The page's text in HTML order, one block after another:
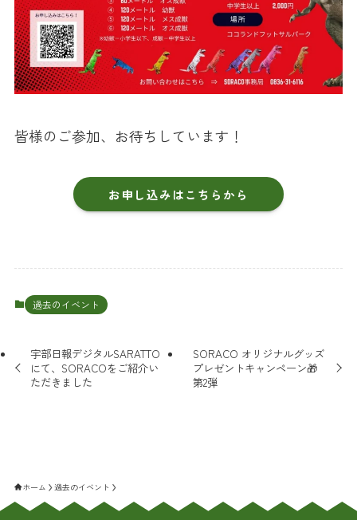
皆様のご参加、お待ちしています！
お申し込みはこちらから
過去のイベント
宇部日報デジタルSARATTO
にて、SORACOをご紹介い
ただきました
SORACO オリジナルグッズ
プレゼントキャンペーン🎁
第2弾
ホーム 過去のイベント